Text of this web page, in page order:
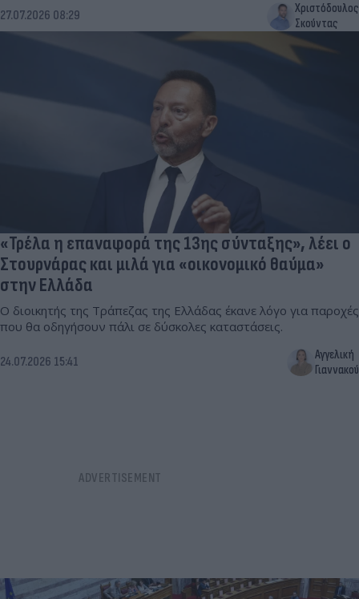
27.07.2026 08:29
Χριστόδουλος
Σκούντας
«Τρέλα η επαναφορά της 13ης σύνταξης», λέει ο
Στουρνάρας και μιλά για «οικονομικό θαύμα»
στην Ελλάδα
Ο διοικητής της Τράπεζας της Ελλάδας έκανε λόγο για παροχές
που θα οδηγήσουν πάλι σε δύσκολες καταστάσεις.
24.07.2026 15:41
Αγγελική
Γιαννακού